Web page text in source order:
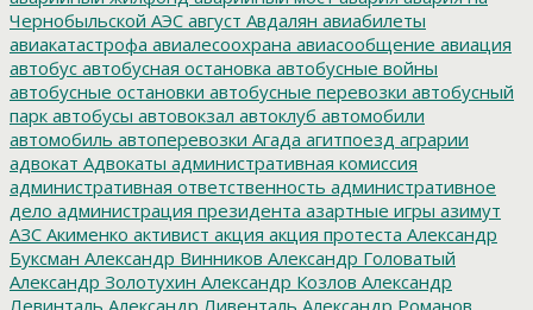
Чернобыльской АЭС август Авдалян авиабилеты
авиакатастрофа авиалесоохрана авиасообщение авиация
автобус автобусная остановка автобусные войны
автобусные остановки автобусные перевозки автобусный
парк автобусы автовокзал автоклуб автомобили
автомобиль автоперевозки Агада агитпоезд аграрии
адвокат Адвокаты административная комиссия
административная ответственность административное
дело администрация президента азартные игры азимут
АЗС Акименко активист акция акция протеста Александр
Буксман Александр Винников Александр Головатый
Александр Золотухин Александр Козлов Александр
Левинталь Александр Ливенталь Александр Романов